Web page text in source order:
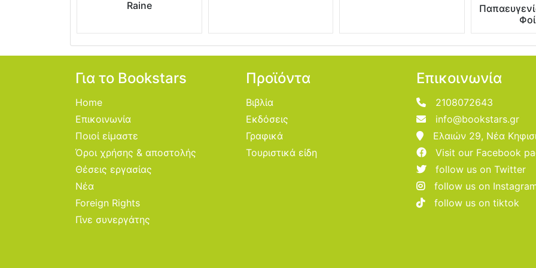
Raine
Για το Bookstars
Home
Επικοινωνία
Ποιοί είμαστε
Όροι χρήσης & αποστολής
Θέσεις εργασίας
Νέα
Foreign Rights
Γίνε συνεργάτης
Προϊόντα
Βιβλία
Εκδόσεις
Γραφικά
Τουριστικά είδη
Επικοινωνία
2108072643
info@bookstars.gr
Ελαιών 29, Νέα
Visit our Facebook
follow us on Twitter
follow us on
follow us on tiktok